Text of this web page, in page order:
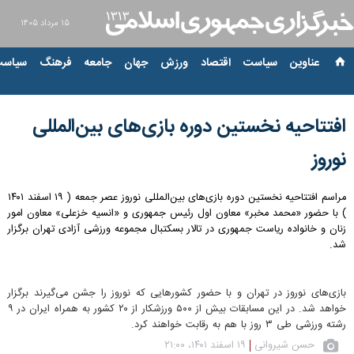
۱۵ مرداد ۱۴۰۵
عناوین‌ سیاست اقتصاد ورزش جهان جامعه فرهنگ
افتتاحیه نخستین دوره بازی‌های بین‌المللی
نوروز
مراسم افتتاحیه نخستین دوره بازی‌های بین‌المللی نوروز عصر جمعه ( ۱۹ اسفند ۱۴۰۱
) با حضور «محمد مخبر» معاون اول رئیس جمهوری و «انسیه خزعلی» معاون امور
زنان و خانواده ریاست جمهوری در تالار بسکتبال مجموعه ورزشی آزادی تهران برگزار
شد.
بازی‌های نوروز در تهران و با حضور کشورهایی که نوروز را جشن می‌گیرند برگزار
خواهد شد. در این مسابقات بیش از ۵۰۰ ورزشکار از ۲۰ کشور به همراه ایران در ۹
رشته ورزشی طی ۳ روز با هم به رقابت خواهند کرد.
حسن شیروانی ۱۹ اسفند ۱۴۰۱، ۲۱:۰۰